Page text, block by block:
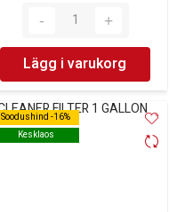
Lägg i varukorg
Soodushind -16%
Kesklaos
Soodushind -16%
Kesklaos